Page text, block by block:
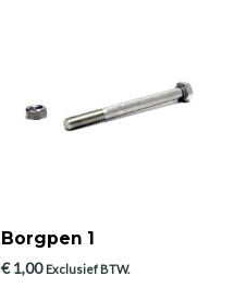
Borgpen 1
€1,00 Exclusief BTW.